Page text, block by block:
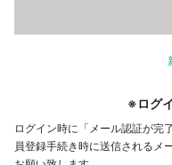
※ログ
ログイン時に「メール認証が完
員登録手続き時に送信されるメ